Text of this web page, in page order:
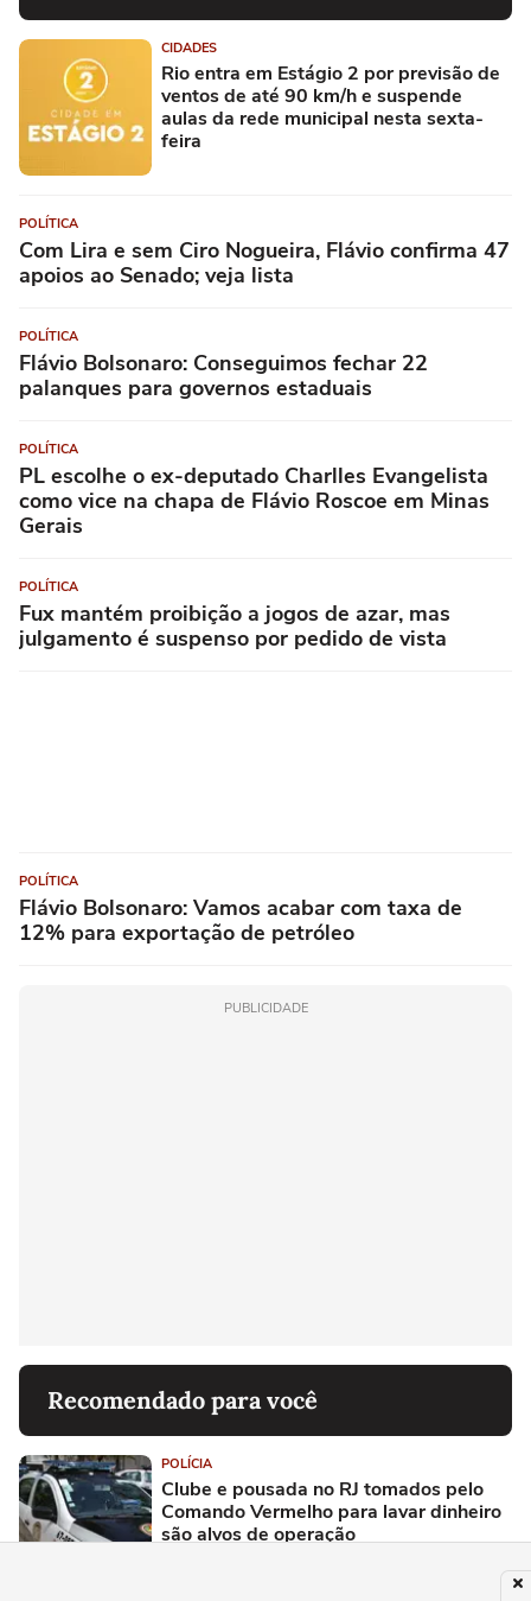
CIDADES
Rio entra em Estágio 2 por previsão de
ventos de até 90 km/h e suspende
aulas da rede municipal nesta sexta-
feira
POLÍTICA
Com Lira e sem Ciro Nogueira, Flávio confirma 47
apoios ao Senado; veja lista
POLÍTICA
Flávio Bolsonaro: Conseguimos fechar 22
palanques para governos estaduais
POLÍTICA
PL escolhe o ex-deputado Charlles Evangelista
como vice na chapa de Flávio Roscoe em Minas
Gerais
POLÍTICA
Fux mantém proibição a jogos de azar, mas
julgamento é suspenso por pedido de vista
POLÍTICA
Flávio Bolsonaro: Vamos acabar com taxa de
12% para exportação de petróleo
PUBLICIDADE
Recomendado para você
POLÍCIA
Clube e pousada no RJ tomados pelo
Comando Vermelho para lavar dinheiro
são alvos de operação